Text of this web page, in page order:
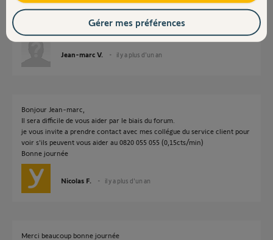
équipements ( stores, led, lames pergola bioclimatique) ainsi qu'un store
ne sais plus trop qui faire.
Jean-marc V. il y a plus d'un an
Bonjour Jean-marc,
Il sera difficile de vous aider par le biais du forum.
je vous invite a prendre contact avec mes collégue du service client pour
voir s'ils peuvent vous aider au 0820 055 055 (0,15cts/min)
Bonne journée
Nicolas F. il y a plus d'un an
Merci beaucoup bonne journée
Gérer mes préférences